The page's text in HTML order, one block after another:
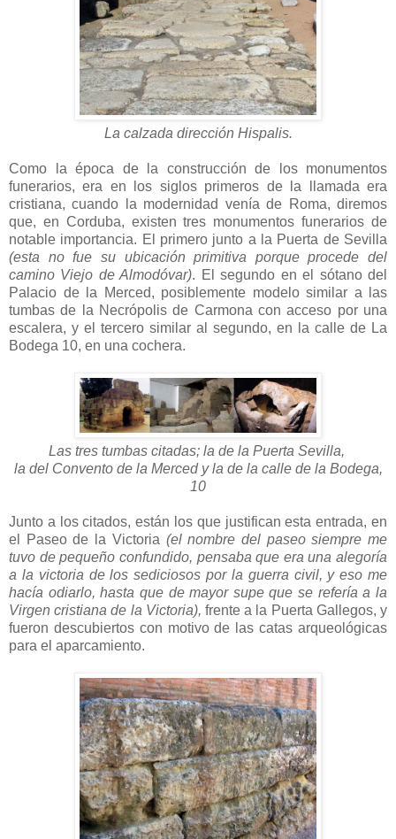
La calzada dirección Hispalis.
Como la época de la construcción de los monumentos
funerarios, era en los siglos primeros de la llamada era
cristiana, cuando la modernidad venía de Roma, diremos
que, en Corduba, existen tres monumentos funerarios de
notable importancia. El primero junto a la Puerta de Sevilla
(esta no fue su ubicación primitiva porque procede del
camino Viejo de Almodóvar). El segundo en el sótano del
Palacio de la Merced, posiblemente modelo similar a las
tumbas de la Necrópolis de Carmona con acceso por una
escalera, y el tercero similar al segundo, en la calle de La
Bodega 10, en una cochera.
Las tres tumbas citadas; la de la Puerta Sevilla,
la del Convento de la Merced y la de la calle de la Bodega,
10
Junto a los citados, están los que justifican esta entrada, en
el Paseo de la Victoria (el nombre del paseo siempre me
tuvo de pequeño confundido, pensaba que era una alegoría
a la victoria de los sediciosos por la guerra civil, y eso me
hacía odiarlo, hasta que de mayor supe que se refería a la
Virgen cristiana de la Victoria), frente a la Puerta Gallegos, y
fueron descubiertos con motivo de las catas arqueológicas
para el aparcamiento.